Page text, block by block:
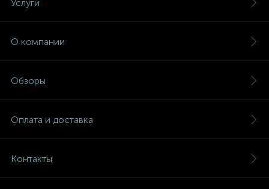
Услуги
О компании
Обзоры
Оплата и доставка
Контакты